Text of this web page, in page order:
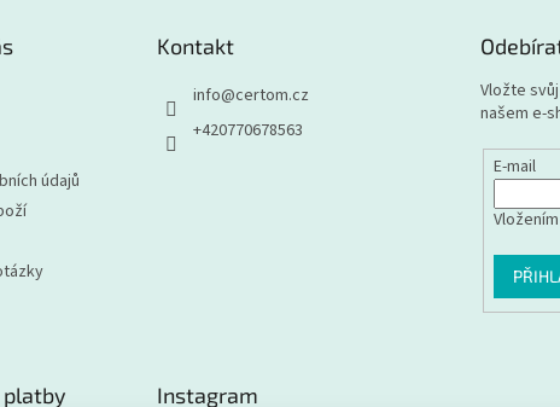
údajů
Kontakt
info@certom.cz
+420770678563
Vložte
našem e-
E-mail
platby Instagram